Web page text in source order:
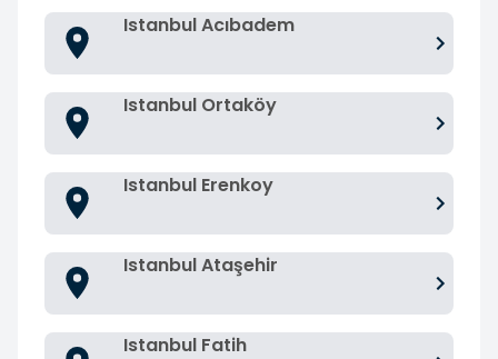
Istanbul Acıbadem
Istanbul Ortaköy
Istanbul Erenkoy
Istanbul Ataşehir
Istanbul Fatih